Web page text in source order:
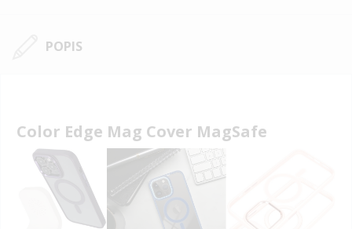
POPIS
Color Edge Mag Cover MagSafe